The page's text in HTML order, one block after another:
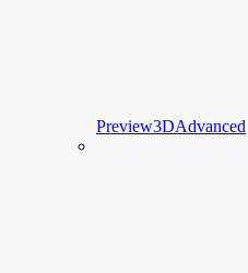
Preview3DAdvanced